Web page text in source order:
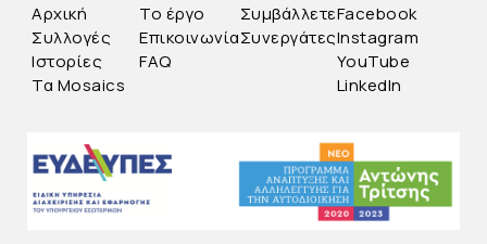
Αρχική
Συλλογές
Ιστορίες
Τα Mosaics
Το έργο
Επικοινωνία
FAQ
Συμβάλλετε
Συνεργάτες
Facebook
Instagram
YouTube
LinkedIn